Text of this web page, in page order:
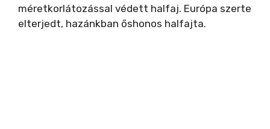
méretkorlátozással védett halfaj. Európa szerte
elterjedt, hazánkban őshonos halfajta.